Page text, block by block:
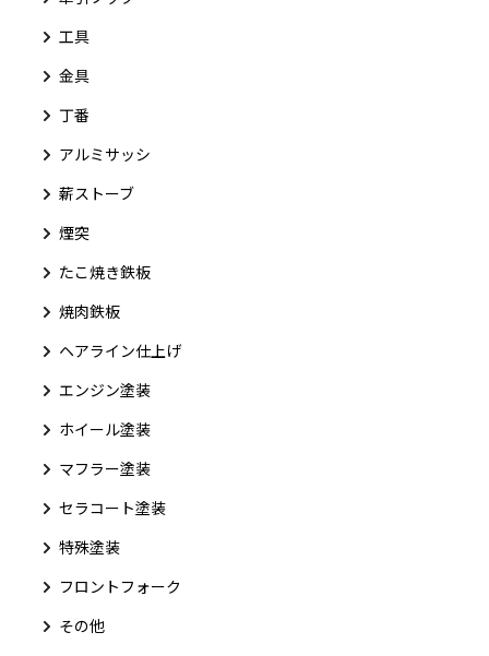
工具
金具
丁番
アルミサッシ
薪ストーブ
煙突
たこ焼き鉄板
焼肉鉄板
ヘアライン仕上げ
エンジン塗装
ホイール塗装
マフラー塗装
セラコート塗装
特殊塗装
フロントフォーク
その他